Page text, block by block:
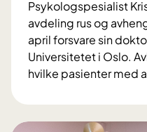
r
a
m
s
k
Psykologspesialist
avdeling rus og
april forsvare sin
Universitetet i Oslo.
hvilke pasienter med
i
s